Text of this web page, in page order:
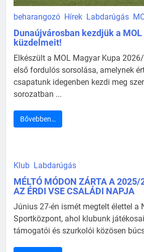
beharangozó Hírek Labdarúgás
Dunaújvárosban kezdjük a
küzdelmeit!
Elkészült a MOL Magyar Kupa
első fordulós sorsolása, amelynek
csapatunk idegenben kezdi meg
sorozatban ...
Bővebben…
Klub Labdarúgás
MÉLTÓ MÓDON ZÁRTA A 2025/
AZ ÉRDI VSE CSALÁDI NAPJA
Június 27-én ismét megtelt élettel a
Sportközpont, ahol klubunk
támogatói és szurkolói közösen